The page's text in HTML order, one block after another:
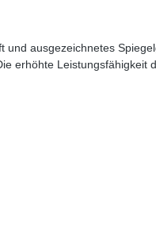
ausgezeichnetes
erhöhte Leistungsfähigkeit